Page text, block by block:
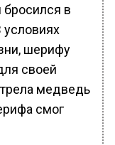
бросился в
шерифу
своей
медведь
смог